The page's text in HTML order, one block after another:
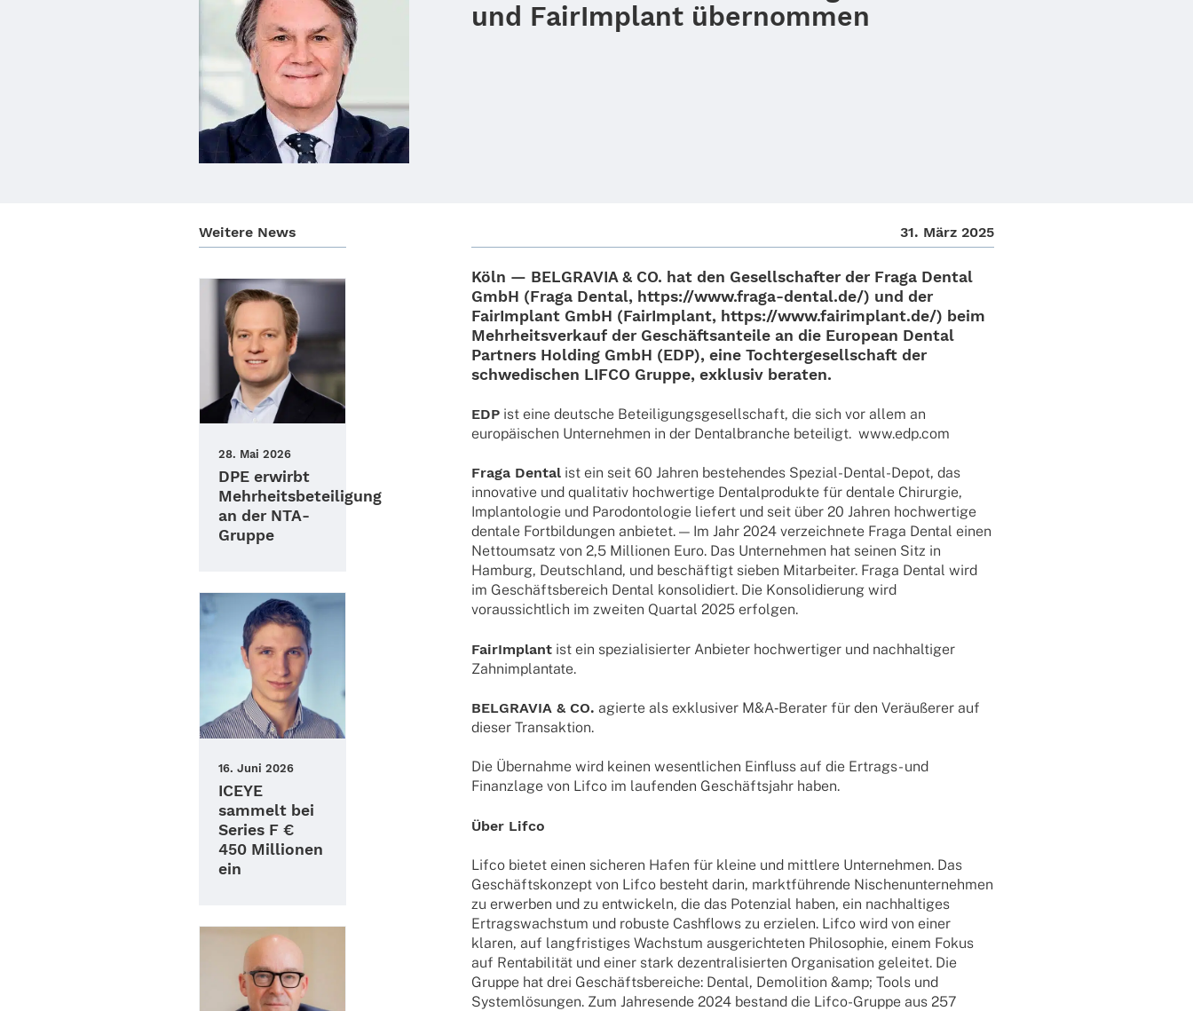
und FairImplant übernommen
Weitere News
28. Mai 2026
DPE erwirbt
Mehrheitsbeteiligung
an der NTA-
Gruppe
16. Juni 2026
ICEYE
sammelt bei
Series F €
450 Millionen
ein
31. März 2025
Köln — BELGRAVIA & CO. hat den Gesell­schaf­ter der Fraga Dental
GmbH (Fraga Dental, https://www.fraga-dental.de/) und der
FairIm­plant GmbH (FairIm­plant, https://www.fairimplant.de/) beim
Mehr­heits­ver­kauf der Geschäfts­an­teile an die Euro­pean Dental
Part­ners Holding GmbH (EDP), eine Toch­ter­ge­sell­schaft der
schwe­di­schen LIFCO Gruppe, exklu­siv beraten.
EDPist eine deut­sche Betei­li­gungs­ge­sell­schaft, die sich vor allem an
euro­päi­schen Unter­neh­men in der Dental­bran­che betei­ligt. www.edp.com
Fraga Dentalist ein seit 60 Jahren bestehen­des Spezial-Dental-Depot, das
inno­va­tive und quali­ta­tiv hoch­wer­tige Dental­pro­dukte für dentale Chir­ur­gie,
Implan­to­lo­gie und Parodon­to­lo­gie liefert und seit über 20 Jahren hoch­wer­tige
dentale Fort­bil­dun­gen anbie­tet. — Im Jahr 2024 verzeich­nete Fraga Dental einen
Netto­um­satz von 2,5 Millio­nen Euro. Das Unter­neh­men hat seinen Sitz in
Hamburg, Deutsch­land, und beschäf­tigt sieben Mitar­bei­ter. Fraga Dental wird
im Geschäfts­be­reich Dental konso­li­diert. Die Konso­li­die­rung wird
voraus­sicht­lich im zwei­ten Quar­tal 2025 erfolgen.
FairIm­plantist ein spezia­li­sier­ter Anbie­ter hoch­wer­ti­ger und nach­hal­ti­ger
Zahnimplantate.
BELGRAVIA & CO. agierte als exklu­si­ver M&A‑Berater für den Veräu­ße­rer auf
dieser Transaktion.
Die Über­nahme wird keinen wesent­li­chen Einfluss auf die Ertrags- und
Finanz­lage von Lifco im laufen­den Geschäfts­jahr haben.
Über Lifco
Lifco bietet einen siche­ren Hafen für kleine und mitt­lere Unter­neh­men. Das
Geschäfts­kon­zept von Lifco besteht darin, markt­füh­rende Nischen­un­ter­neh­men
zu erwer­ben und zu entwi­ckeln, die das Poten­zial haben, ein nach­hal­ti­ges
Ertrags­wachs­tum und robuste Cash­flows zu erzie­len. Lifco wird von einer
klaren, auf lang­fris­ti­ges Wachs­tum ausge­rich­te­ten Philo­so­phie, einem Fokus
auf Renta­bi­li­tät und einer stark dezen­tra­li­sier­ten Orga­ni­sa­tion gelei­tet. Die
Gruppe hat drei Geschäfts­be­rei­che: Dental, Demo­li­tion &amp; Tools und
System­lö­sun­gen. Zum Jahres­ende 2024 bestand die Lifco-Gruppe aus 257